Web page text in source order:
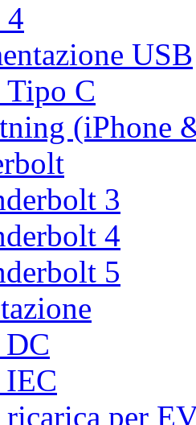
4
USB
C
(iPhone
3
4
5
per